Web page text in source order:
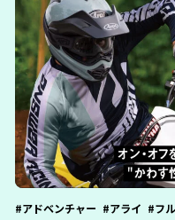
アドベンチャー アライ フ